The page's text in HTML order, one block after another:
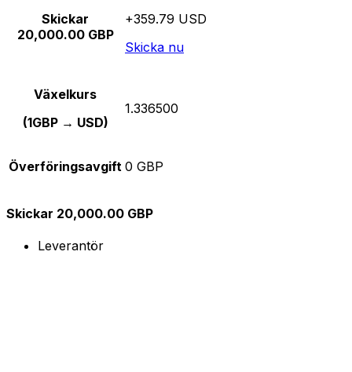
Skickar
20,000.00 GBP
+359.79 USD
Skicka nu
Växelkurs
(1GBP → USD)
1.336500
Överföringsavgift 0 GBP
Skickar 20,000.00 GBP
Leverantör